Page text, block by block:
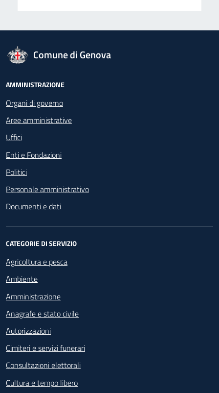
logo Unione Europea
Comune di Genova
Footer - Navigazione
AMMINISTRAZIONE
Organi di governo
Aree amministrative
Uffici
Enti e Fondazioni
Politici
Personale amministrativo
Documenti e dati
CATEGORIE DI SERVIZIO
Agricoltura e pesca
Ambiente
Amministrazione
Anagrafe e stato civile
Autorizzazioni
Cimiteri e servizi funerari
Consultazioni elettorali
Cultura e tempo libero